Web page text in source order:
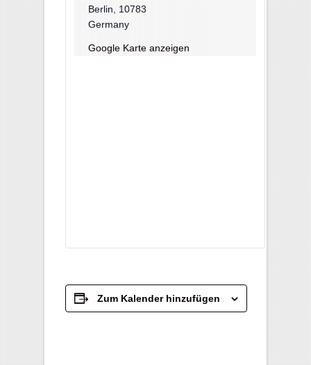
Berlin, 10783
Germany
Google Karte anzeigen
Zum Kalender hinzufügen